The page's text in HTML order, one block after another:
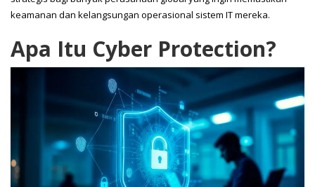
keamanan dan kelangsungan operasional sistem IT mereka.
Apa Itu Cyber Protection?